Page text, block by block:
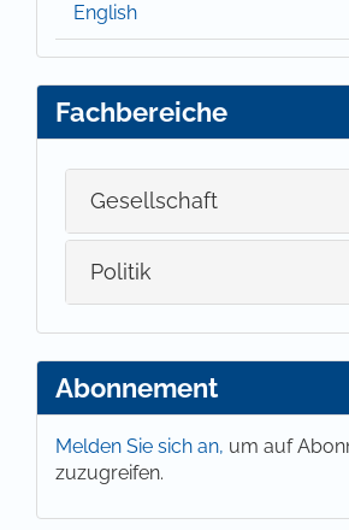
English
Fachbereiche
Gesellschaft
Politik
Abonnement
Melden Sie sich an, um auf
zuzugreifen.